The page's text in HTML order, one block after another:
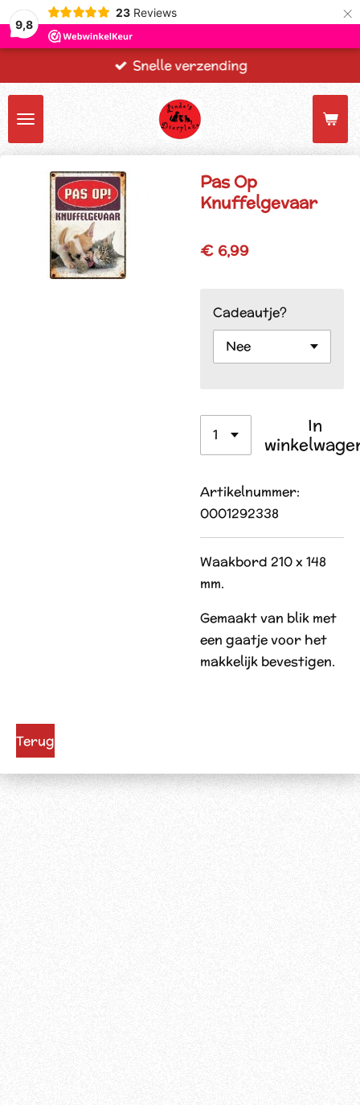
9,8
23 Reviews ×
Snelle verzending
Pas Op
Knuffelgevaar
€ 6,99
Cadeautje?
In
Artikelnummer:
0001292338
Waakbord 210 x 148
mm.
Gemaakt van blik met
een gaatje voor het
makkelijk bevestigen.
Terug